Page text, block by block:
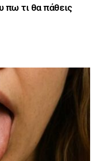
πω τι θα πάθεις